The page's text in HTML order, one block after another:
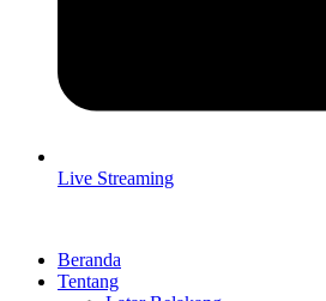
Live Streaming
Beranda
Tentang